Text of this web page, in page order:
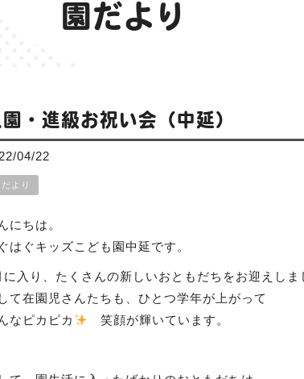
園だより
園・進級お祝い会（中延）
04/22
だより
にちは。
はぐキッズこども園中延です。
に入り、たくさんの新しいおともだちをお迎えしま
て在園児さんたちも、ひとつ学年が上がって
なピカピカ
笑顔が輝いています。